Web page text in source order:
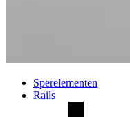
Sperelementen
Rails